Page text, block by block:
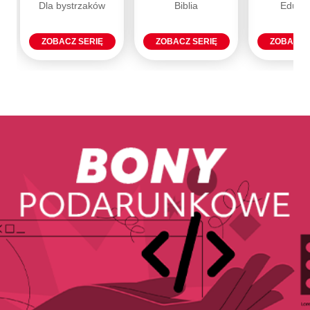
Dla bystrzaków
ZOBACZ SERIĘ
Biblia
ZOBACZ SERIĘ ZOBACZ